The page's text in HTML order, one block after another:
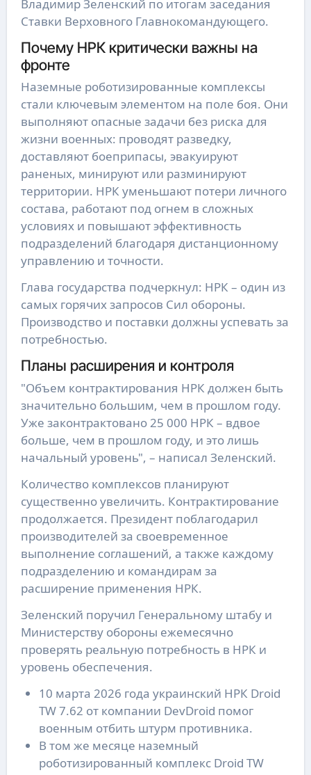
Владимир Зеленский по итогам заседания
Ставки Верховного Главнокомандующего.
Почему НРК критически важны на
фронте
Наземные роботизированные комплексы
стали ключевым элементом на поле боя. Они
выполняют опасные задачи без риска для
жизни военных: проводят разведку,
доставляют боеприпасы, эвакуируют
раненых, минируют или разминируют
территории. НРК уменьшают потери личного
состава, работают под огнем в сложных
условиях и повышают эффективность
подразделений благодаря дистанционному
управлению и точности.
Глава государства подчеркнул: НРК – один из
самых горячих запросов Сил обороны.
Производство и поставки должны успевать за
потребностью.
Планы расширения и контроля
"Объем контрактирования НРК должен быть
значительно большим, чем в прошлом году.
Уже законтрактовано 25 000 НРК – вдвое
больше, чем в прошлом году, и это лишь
начальный уровень", – написал Зеленский.
Количество комплексов планируют
существенно увеличить. Контрактирование
продолжается. Президент поблагодарил
производителей за своевременное
выполнение соглашений, а также каждому
подразделению и командирам за
расширение применения НРК.
Зеленский поручил Генеральному штабу и
Министерству обороны ежемесячно
проверять реальную потребность в НРК и
уровень обеспечения.
10 марта 2026 года украинский НРК Droid
TW 7.62 от компании DevDroid помог
военным отбить штурм противника.
В том же месяце наземный
роботизированный комплекс Droid TW